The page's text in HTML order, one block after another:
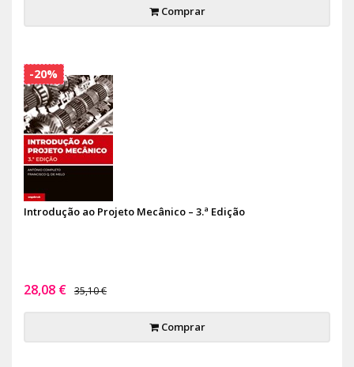
Comprar
Introdução ao Projeto Mecânico – 3.ª Edição
28,08 € 35,10 €
Comprar
-20%